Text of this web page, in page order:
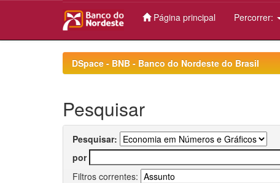
Página principal Percorrer:
DSpace - BNB - Banco do Nordeste do Brasil
Pesquisar
Pesquisar:
por
Filtros correntes: